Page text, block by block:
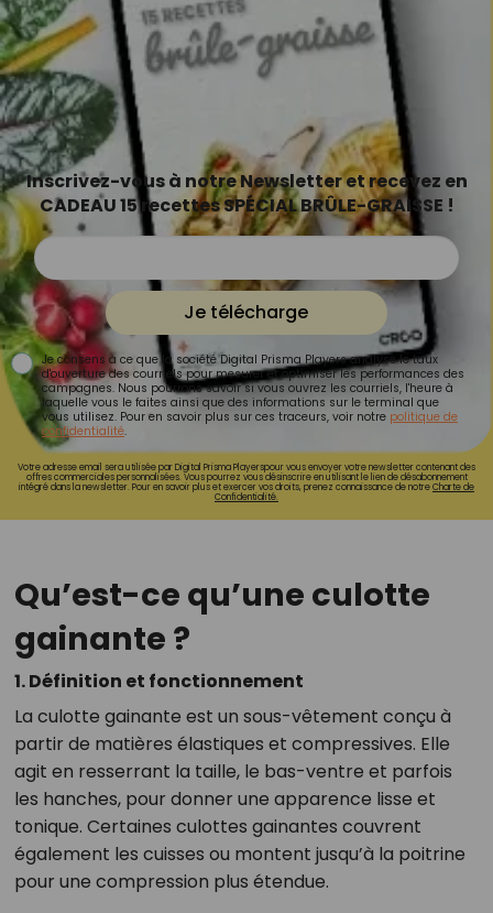
Inscrivez-vous à notre Newsletter et recevez en
CADEAU 15 recettes SPÉCIAL BRÛLE-GRAISSE !
Je télécharge
Je consens à ce que la société Digital Prisma Players analyse le taux
d'ouverture des courriels pour mesurer et optimiser les performances des
campagnes. Nous pourrons savoir si vous ouvrez les courriels, l'heure à
laquelle vous le faites ainsi que des informations sur le terminal que
vous utilisez. Pour en savoir plus sur ces traceurs, voir notre politique de
confidentialité.
Votre adresse email sera utilisée par Digital Prisma Playerspour vous envoyer votre newsletter contenant des
offres commerciales personnalisées. Vous pourrez vous désinscrire en utilisant le lien de désabonnement
intégré dans la newsletter. Pour en savoir plus et exercer vos droits, prenez connaissance de notreCharte de
Confidentialité.
Qu’est-ce qu’une culotte
gainante ?
1. Définition et fonctionnement
La culotte gainante est un sous-vêtement conçu à
partir de matières élastiques et compressives. Elle
agit en resserrant la taille, le bas-ventre et parfois
les hanches, pour donner une apparence lisse et
tonique. Certaines culottes gainantes couvrent
également les cuisses ou montent jusqu’à la poitrine
pour une compression plus étendue.